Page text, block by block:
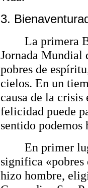
3.
La primera
Jornada Mundial
pobres de
cielos. En un
causa de la
felicidad puede
sentido podemos
En primer
significa
hizo hombre,